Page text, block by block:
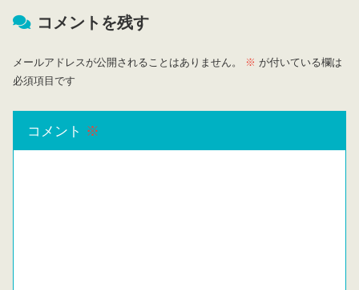
コメントを残す
メールアドレスが公開されることはありません。 ※ が付いている欄は
必須項目です
コメント ※